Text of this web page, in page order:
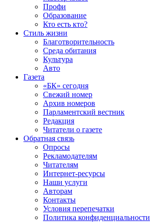
Профи
Образование
Кто есть кто?
Стиль жизни
Благотворительность
Среда обитания
Культура
Авто
Газета
«БК» сегодня
Свежий номер
Архив номеров
Парламентский вестник
Редакция
Читатели о газете
Обратная связь
Опросы
Рекламодателям
Читателям
Интернет-ресурсы
Наши услуги
Авторам
Контакты
Условия перепечатки
Политика конфиденциальности